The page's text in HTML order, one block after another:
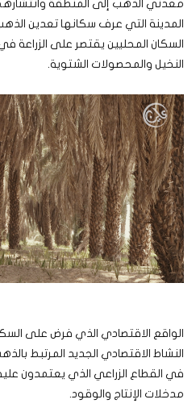
معدني الذهب إلى المنطقة
المدينة التي عرف سكانها تعدين
السكان المحليين يقتصر على الزراعة
النخيل والمحصولات الشتوية.
الواقع الاقتصادي الذي فرض على
النشاط الاقتصادي الجديد المرتبط
في القطاع الزراعي الذي يعتمدون
مدخلات الإنتاج والوقود.